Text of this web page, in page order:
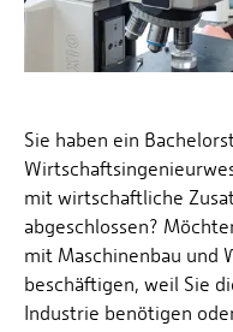
Sie haben ein
mit wirtschaftliche
abgeschlossen?
mit Maschinenbau und
beschäftigen, weil Sie
Industrie benötigen